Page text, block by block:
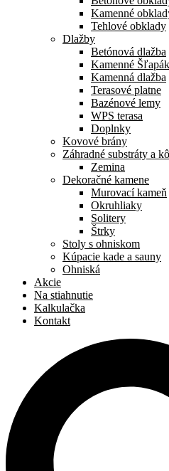
Kamenné
Tehlové obklady
Dlažby
Betónová dlažba
Kamenné
Kamenná dlažba
Terasové platne
Bazénové lemy
WPS terasa
Doplnky
Kovové brány
Záhradné substráty a
Zemina
Dekoračné kamene
Murovací kameň
Okruhliaky
Solitery
Štrky
Stoly s ohniskom
Kúpacie kade a sauny
Ohniská
Akcie
Na stiahnutie
Kalkulačka
Kontakt